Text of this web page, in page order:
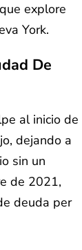
explore
York.
De
al inicio de
dejando a
sin un
de 2021,
deuda per